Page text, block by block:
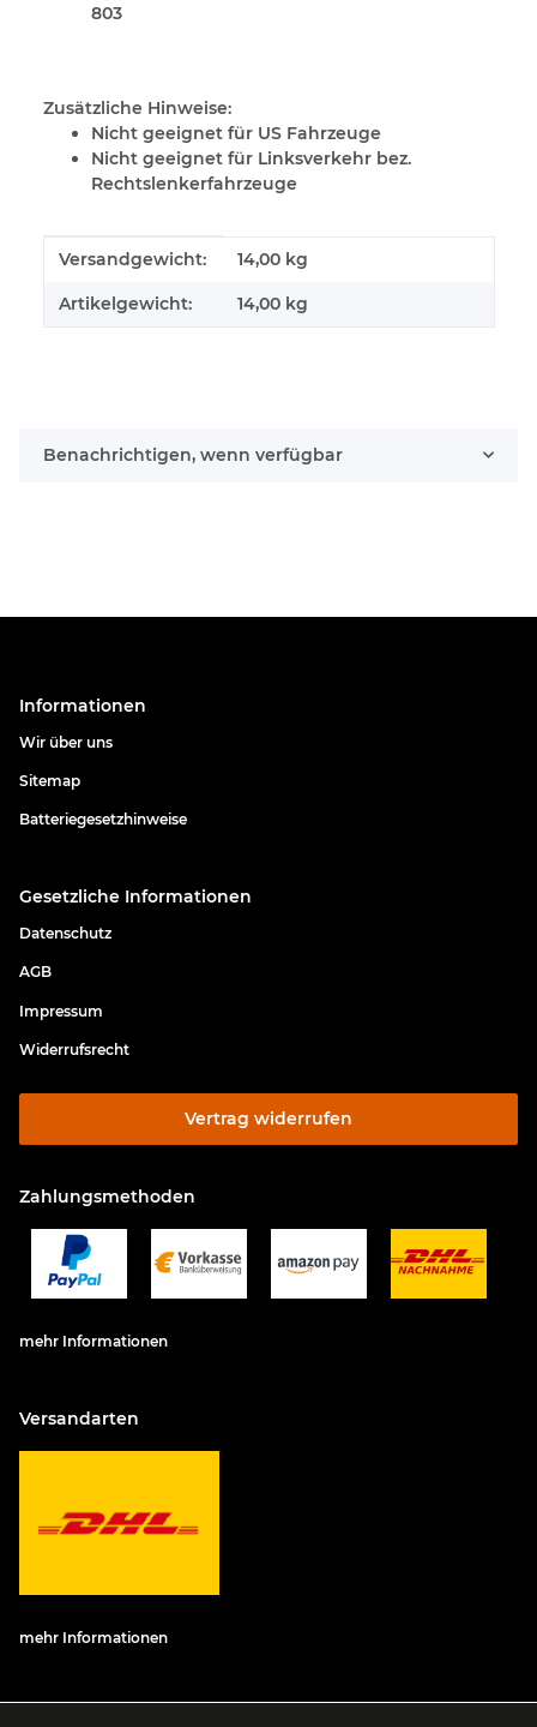
803
Zusätzliche Hinweise:
Nicht geeignet für US Fahrzeuge
Nicht geeignet für Linksverkehr bez.
Rechtslenkerfahrzeuge
Produkteigenschaft
Wert
Versandgewicht: 14,00 kg
Artikelgewicht: 14,00 kg
Benachrichtigen, wenn verfügbar
Informationen
Wir über uns
Sitemap
Batteriegesetzhinweise
Gesetzliche Informationen
Datenschutz
AGB
Impressum
Widerrufsrecht
Vertrag widerrufen
Zahlungsmethoden
mehr Informationen
Versandarten
mehr Informationen